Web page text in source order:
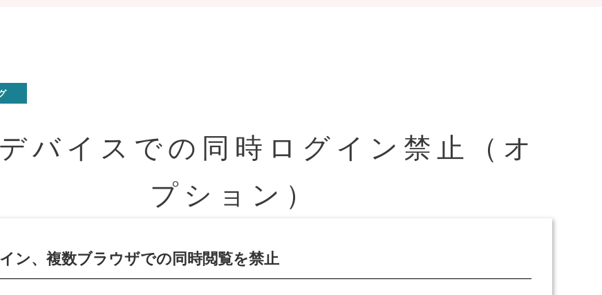
バイスでの同時ログイン禁止（オ
プション）
ン、複数ブラウザでの同時閲覧を禁止